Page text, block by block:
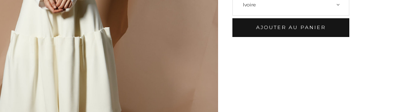
Ivoire
AJOUTER AU PANIER